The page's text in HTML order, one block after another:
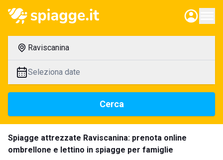
Raviscanina
Seleziona date
Cerca
Spiagge attrezzate Raviscanina: prenota online
ombrellone e lettino in spiagge per famiglie